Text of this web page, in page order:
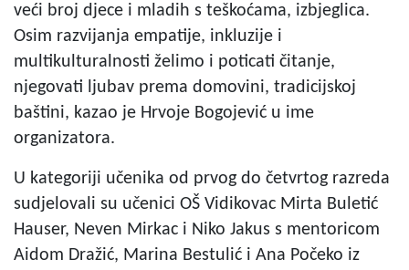
veći broj djece i mladih s teškoćama, izbjeglica.
Osim razvijanja empatije, inkluzije i
multikulturalnosti želimo i poticati čitanje,
njegovati ljubav prema domovini, tradicijskoj
baštini, kazao je Hrvoje Bogojević u ime
organizatora.
U kategoriji učenika od prvog do četvrtog razreda
sudjelovali su učenici OŠ Vidikovac Mirta Buletić
Hauser, Neven Mirkac i Niko Jakus s mentoricom
Aidom Dražić, Marina Bestulić i Ana Počeko iz